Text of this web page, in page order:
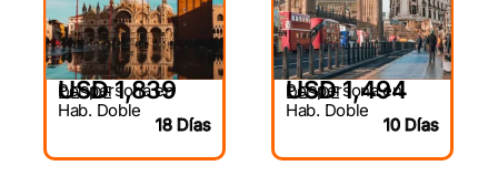
DESDE
USD 1,839
Por persona en
Hab. Doble
18 Días
DESDE
USD 1,494
Por persona en
Hab. Doble
10 Días